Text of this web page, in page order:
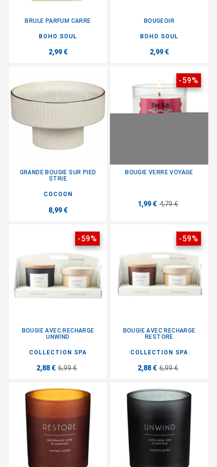
BRULE PARFUM CARRE
BOHO SOUL
2,99 €
BOUGEOIR
BOHO SOUL
2,99 €
GRANDE BOUGIE SUR PIED
STRIE
COCOON
8,99 €
-59%
BOUGIE VERRE VOYAGE
1,99 € 4,79 €
-59%
BOUGIE AVEC RECHARGE
UNWIND
COLLECTION SPA
2,88 € 6,99 €
-59%
BOUGIE AVEC RECHARGE
RESTORE
COLLECTION SPA
2,88 € 6,99 €